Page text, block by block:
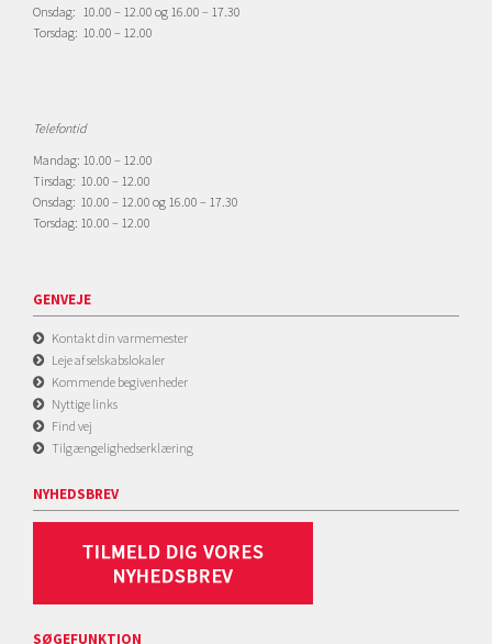
Onsdag: 10.00 – 12.00 og 16.00 – 17.30
Torsdag: 10.00 – 12.00
Telefontid
Mandag: 10.00 – 12.00
Tirsdag: 10.00 – 12.00
Onsdag: 10.00 – 12.00 og 16.00 – 17.30
Torsdag: 10.00 – 12.00
GENVEJE
Kontakt din varmemester
Leje af selskabslokaler
Kommende begivenheder
Nyttige links
Find vej
Tilgængelighedserklæring
NYHEDSBREV
SØGEFUNKTION